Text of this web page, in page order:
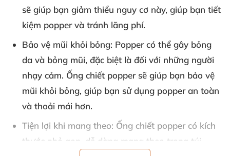
sẽ giúp bạn giảm thiểu nguy cơ này, giúp bạn tiết
kiệm poppervà tránh lãng phí.
Bảo vệ mũi khỏi bỏng: Poppercó thể gây bỏng
da và bỏng mũi, đặc biệt là đối với những người
nhạy cảm. Ống chiết popper sẽ giúp bạn bảo vệ
mũi khỏi bỏng, giúp bạn sử dụng popper an toàn
và thoải mái hơn.
Tiện lợi khi mang theo: Ống chiết popper có kích
thước nhỏ gọn , dễ dàng mang theo trong túi